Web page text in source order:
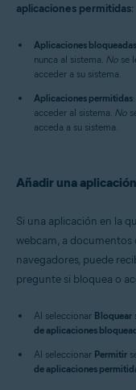
aplicaciones permitidas:
Aplicaciones bloqueadas
nunca al sistema. No se
acceder a su sistema.
Aplicaciones permitidas
acceder al sistema. No
acceda a su sistema.
Añadir una
Si una aplicación en la
webcam, a documentos
navegadores, puede
pregunte si bloquea o
Al seleccionar Bloquear
de aplicaciones
Al seleccionar Permitir
de aplicaciones